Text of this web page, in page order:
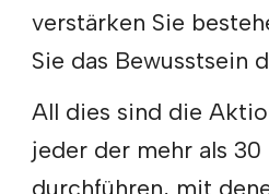
verstärken Sie
Sie das Bewusstsein
All dies sind die
jeder der mehr als 30
durchführen, mit